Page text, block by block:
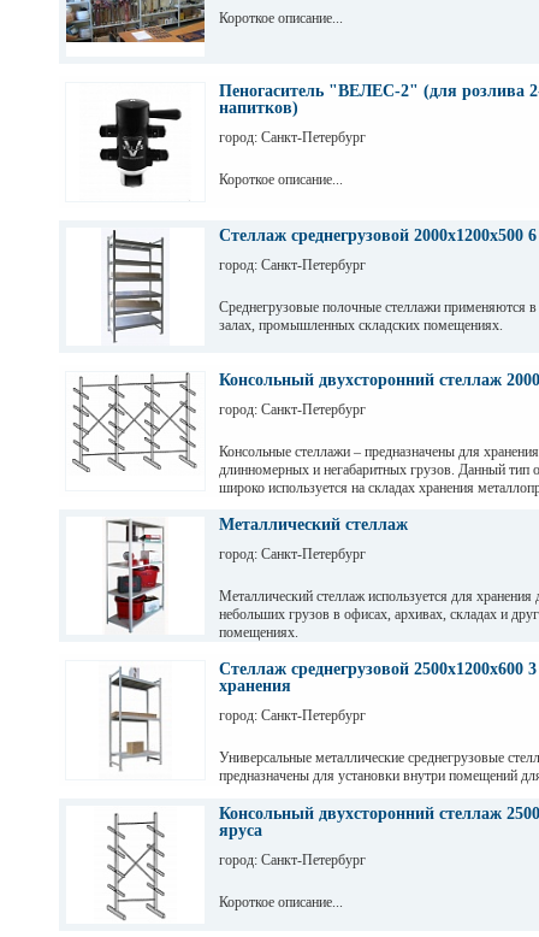
Короткое описание...
Пеногаситель "ВЕЛЕС-2" (для розлива
напитков)
город: Санкт-Петербург
Короткое описание...
Стеллаж среднегрузовой 2000х1200х500
город: Санкт-Петербург
Среднегрузовые полочные стеллажи применяются
залах, промышленных складских помещениях.
зависимости от длины. Полочные стеллажи состоят
краской. Уровни хранения могут регулировать по
Консольный двухсторонний стеллаж
город: Санкт-Петербург
Консольные стеллажи – предназначены для хранения
длинномерных и негабаритных грузов. Данный тип
широко используется на складах хранения
Металлический стеллаж
город: Санкт-Петербург
Металлический стеллаж используется для хранения
небольших грузов в офисах, архивах, складах и
помещениях.
Стеллаж среднегрузовой 2500х1200х600
хранения
город: Санкт-Петербург
Универсальные металлические среднегрузовые
предназначены для установки внутри помещений
промышленных предприятиях.
Консольный двухсторонний стеллаж
яруса
город: Санкт-Петербург
Короткое описание...